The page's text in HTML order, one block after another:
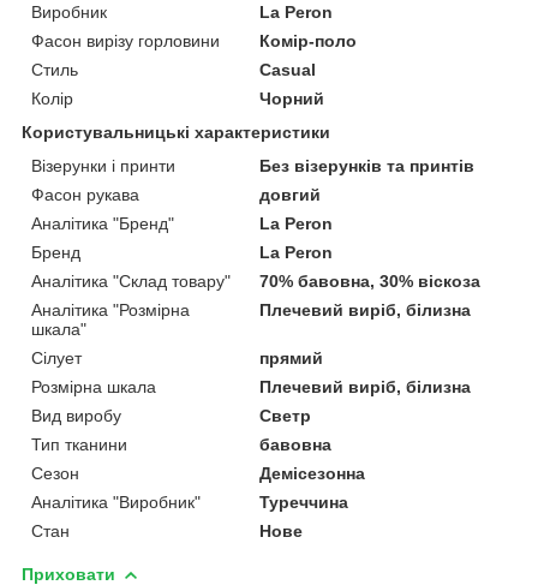
Виробник
La Peron
Фасон вирізу горловини
Комір-поло
Стиль
Casual
Колір
Чорний
Користувальницькі характеристики
Візерунки і принти
Без візерунків та принтів
Фасон рукава
довгий
Аналітика "Бренд"
La Peron
Бренд
La Peron
Аналітика "Склад товару"
70% бавовна, 30% віскоза
Аналітика "Розмірна
шкала"
Плечевий виріб, білизна
Сілует
прямий
Розмірна шкала
Плечевий виріб, білизна
Вид виробу
Светр
Тип тканини
бавовна
Сезон
Демісезонна
Аналітика "Виробник"
Туреччина
Стан
Нове
Приховати